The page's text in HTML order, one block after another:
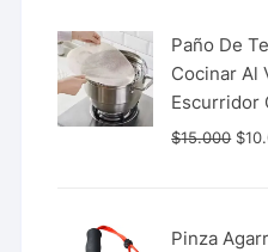
Paño De
Cocinar Al
Escurridor
$15.000 $
Pinza